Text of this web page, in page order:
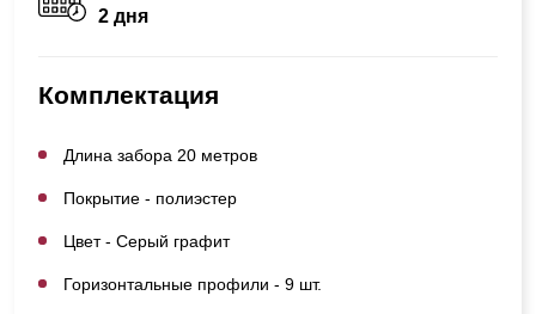
2 дня
Комплектация
Длина забора 20 метров
Покрытие - полиэстер
Цвет - Серый графит
Горизонтальные профили - 9 шт.